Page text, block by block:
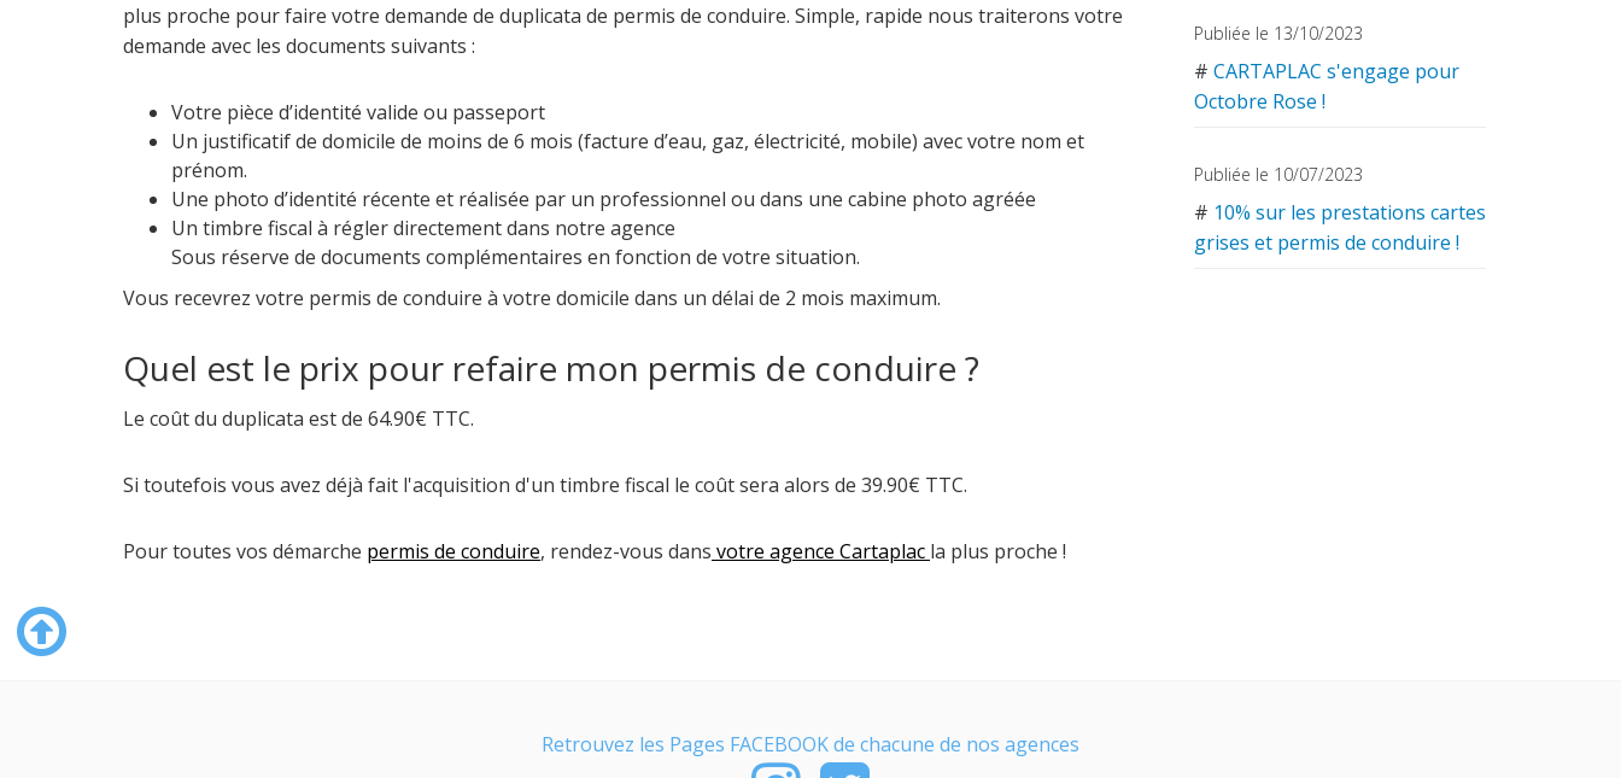
plus proche pour faire votre demande de duplicata de permis de conduire. Simple, rapide nous traiterons votre
demande avec les documents suivants :
Votre pièce d’identité valide ou passeport
Un justificatif de domicile de moins de 6 mois (facture d’eau, gaz, électricité, mobile) avec votre nom et
prénom.
Une photo d’identité récente et réalisée par un professionnel ou dans une cabine photo agréée
Un timbre fiscal à régler directement dans notre agence
Sous réserve de documents complémentaires en fonction de votre situation.
Vous recevrez votre permis de conduire à votre domicile dans un délai de 2 mois maximum.
Quel est le prix pour refaire mon permis de conduire ?
Le coût du duplicata est de 64.90€ TTC.
Si toutefois vous avez déjà fait l'acquisition d'un timbre fiscal le coût sera alors de 39.90€ TTC.
Pour toutes vos démarche permis de conduire, rendez-vous dans votre agence Cartaplac la plus proche !
Publiée le 13/10/2023
# CARTAPLAC s'engage pour
Octobre Rose !
Publiée le 10/07/2023
# 10% sur les prestations cartes
grises et permis de conduire !
Retrouvez les Pages FACEBOOK de chacune de nos agences